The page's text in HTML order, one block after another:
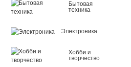
Бытовая
техника
Электроника
Хобби и
творчество